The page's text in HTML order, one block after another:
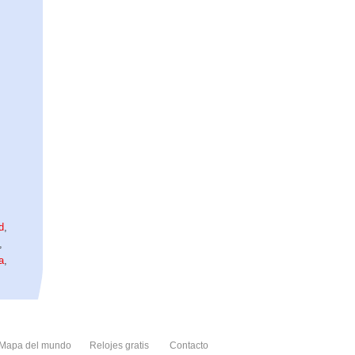
,
,
,
Mapa del mundo Relojes gratis Contacto